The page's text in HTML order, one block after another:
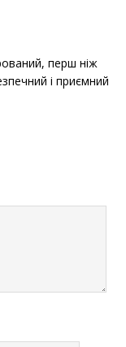
перш ніж
і приємний